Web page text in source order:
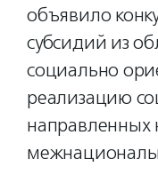
объявило
субсидий из
социально
реализацию
направленных